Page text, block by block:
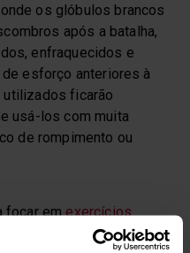
os glóbulos brancos
após a batalha,
enfraquecidos e
esforço anteriores à
utilizados ficarão
usá-los com muita
de rompimento ou
focar emexercícios
e reservar o treino de